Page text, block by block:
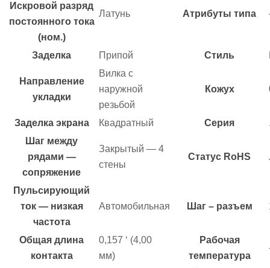
Искровой разряд
постоянного тока
(ном.)
Латунь Атрибуты типа
Заделка Припой Стиль
Направление
укладки
Вилка с
наружной
резьбой
Кожух
Заделка экрана Квадратный Серия
Шаг между
рядами —
сопряжение
Закрытый — 4
стены
Статус RoHS
Пульсирующий
ток — низкая
частота
Автомобильная Шаг – разъем
Общая длина
контакта
0,157 ‘ (4,00
мм)
Рабочая
температура